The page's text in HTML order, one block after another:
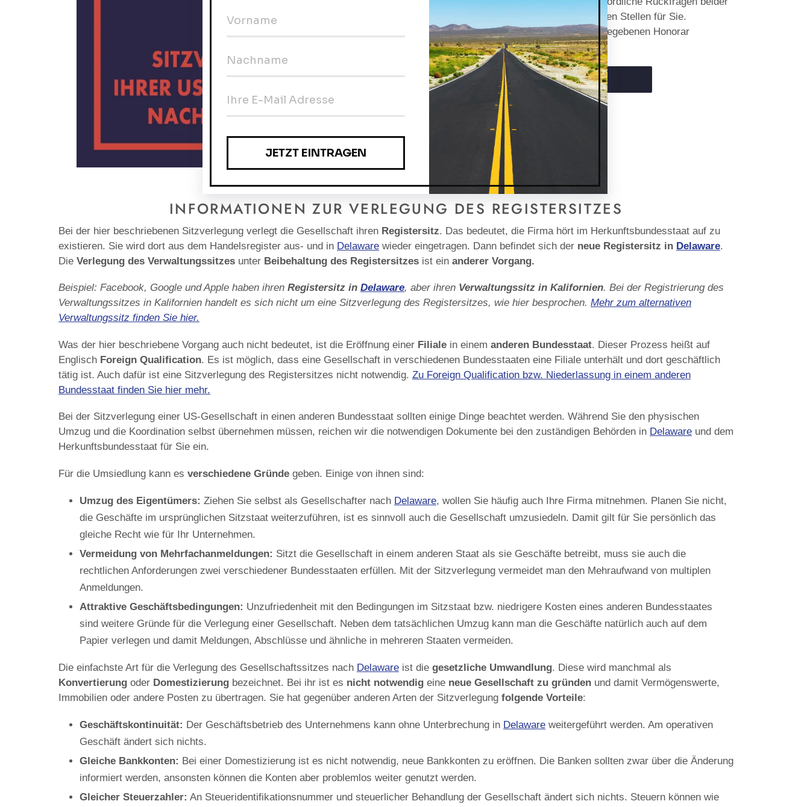
Staaten klären wir direkt mit den zuständigen Stellen für Sie.
Sämtliche amtlichen Gebühren sind im angegebenen Honorar
inkludiert.
IN DEN WARENKORB LEGEN
FACEBOOKTWITTERN
INFORMATIONEN ZUR VERLEGUNG DES REGISTERSITZES
Bei der hier beschriebenen Sitzverlegung verlegt die Gesellschaft ihren Registersitz. Das bedeutet, die Firma hört im Herkunftsbundesstaat auf zu
existieren. Sie wird dort aus dem Handelsregister aus- und in Delaware wieder eingetragen. Dann befindet sich der neue Registersitz in Delaware.
Die Verlegung des Verwaltungssitzes unter Beibehaltung des Registersitzes ist ein anderer Vorgang.
Beispiel: Facebook, Google und Apple haben ihren Registersitz in Delaware, aber ihren Verwaltungssitz in Kalifornien. Bei der Registrierung des
Verwaltungssitzes in Kalifornien handelt es sich nicht um eine Sitzverlegung des Registersitzes, wie hier besprochen. Mehr zum alternativen
Verwaltungssitz finden Sie hier.
Was der hier beschriebene Vorgang auch nicht bedeutet, ist die Eröffnung einer Filiale in einem anderen Bundesstaat. Dieser Prozess heißt auf
Englisch Foreign Qualification. Es ist möglich, dass eine Gesellschaft in verschiedenen Bundesstaaten eine Filiale unterhält und dort geschäftlich
tätig ist. Auch dafür ist eine Sitzverlegung des Registersitzes nicht notwendig. Zu Foreign Qualification bzw. Niederlassung in einem anderen
Bundesstaat finden Sie hier mehr.
Bei der Sitzverlegung einer US-Gesellschaft in einen anderen Bundesstaat sollten einige Dinge beachtet werden. Während Sie den physischen
Umzug und die Koordination selbst übernehmen müssen, reichen wir die notwendigen Dokumente bei den zuständigen Behörden in Delaware und dem
Herkunftsbundesstaat für Sie ein.
Für die Umsiedlung kann es verschiedene Gründe geben. Einige von ihnen sind:
Umzug des Eigentümers: Ziehen Sie selbst als Gesellschafter nach Delaware, wollen Sie häufig auch Ihre Firma mitnehmen. Planen Sie nicht,
die Geschäfte im ursprünglichen Sitzstaat weiterzuführen, ist es sinnvoll auch die Gesellschaft umzusiedeln. Damit gilt für Sie persönlich das
gleiche Recht wie für Ihr Unternehmen.
Vermeidung von Mehrfachanmeldungen: Sitzt die Gesellschaft in einem anderen Staat als sie Geschäfte betreibt, muss sie auch die
rechtlichen Anforderungen zwei verschiedener Bundesstaaten erfüllen. Mit der Sitzverlegung vermeidet man den Mehraufwand von multiplen
Anmeldungen.
Attraktive Geschäftsbedingungen: Unzufriedenheit mit den Bedingungen im Sitzstaat bzw. niedrigere Kosten eines anderen Bundesstaates
sind weitere Gründe für die Verlegung einer Gesellschaft. Neben dem tatsächlichen Umzug kann man die Geschäfte natürlich auch auf dem
Papier verlegen und damit Meldungen, Abschlüsse und ähnliche in mehreren Staaten vermeiden.
Die einfachste Art für die Verlegung des Gesellschaftssitzes nach Delaware ist die gesetzliche Umwandlung. Diese wird manchmal als
Konvertierung oder Domestizierung bezeichnet. Bei ihr ist es nicht notwendig eine neue Gesellschaft zu gründen und damit Vermögenswerte,
Immobilien oder andere Posten zu übertragen. Sie hat gegenüber anderen Arten der Sitzverlegung folgende Vorteile:
Geschäftskontinuität: Der Geschäftsbetrieb des Unternehmens kann ohne Unterbrechung in Delaware weitergeführt werden. Am operativen
Geschäft ändert sich nichts.
Gleiche Bankkonten: Bei einer Domestizierung ist es nicht notwendig, neue Bankkonten zu eröffnen. Die Banken sollten zwar über die Änderung
informiert werden, ansonsten können die Konten aber problemlos weiter genutzt werden.
Gleicher Steuerzahler: An Steueridentifikationsnummer und steuerlicher Behandlung der Gesellschaft ändert sich nichts. Steuern können wie